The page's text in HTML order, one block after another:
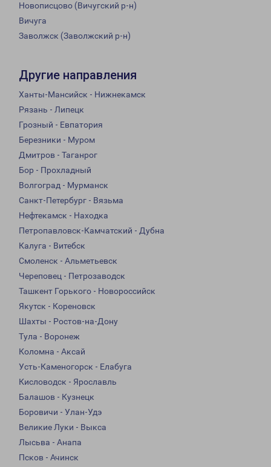
Новописцово (Вичугский р-н)
Вичуга
Заволжск (Заволжский р-н)
Другие направления
Ханты-Мансийск - Нижнекамск
Рязань - Липецк
Грозный - Евпатория
Березники - Муром
Дмитров - Таганрог
Бор - Прохладный
Волгоград - Мурманск
Санкт-Петербург - Вязьма
Нефтекамск - Находка
Петропавловск-Камчатский - Дубна
Калуга - Витебск
Смоленск - Альметьевск
Череповец - Петрозаводск
Ташкент Горького - Новороссийск
Якутск - Кореновск
Шахты - Ростов-на-Дону
Тула - Воронеж
Коломна - Аксай
Усть-Каменогорск - Елабуга
Кисловодск - Ярославль
Балашов - Кузнецк
Боровичи - Улан-Удэ
Великие Луки - Выкса
Лысьва - Анапа
Псков - Ачинск